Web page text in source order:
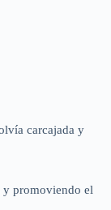
carcajada y
y promoviendo el